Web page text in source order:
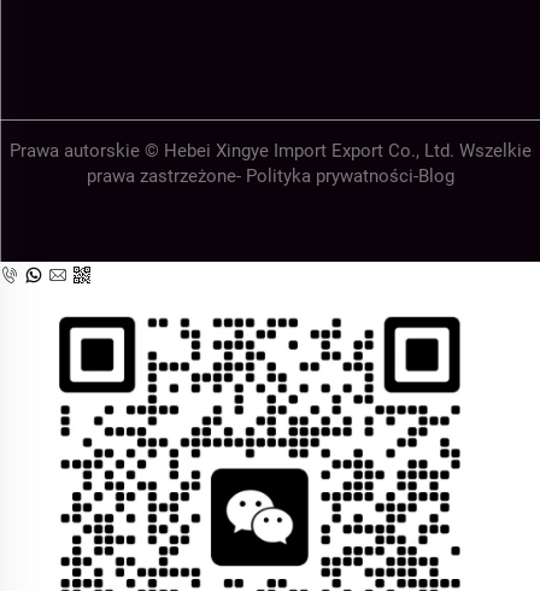
Prawa autorskie © Hebei Xingye Import Export Co., Ltd. Wszelkie
prawa zastrzeżone- Polityka prywatności-Blog